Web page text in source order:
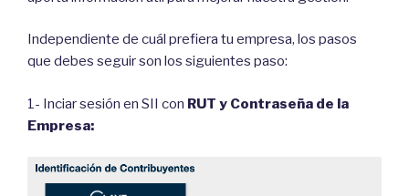
Independiente de cuál prefiera tu empresa, los pasos
que debes seguir son los siguientes paso:
1- Inciar sesión en SII con RUT y Contraseña de la
Empresa: